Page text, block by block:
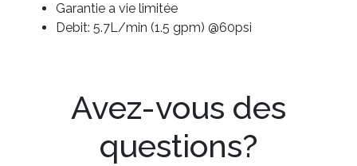
Garantie a vie limitée
Debit: 5.7L/min (1.5 gpm) @60psi
Avez-vous des
questions?